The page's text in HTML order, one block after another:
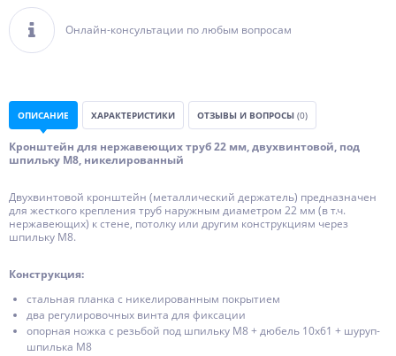
Онлайн-консультации по любым вопросам
ОПИСАНИЕ ХАРАКТЕРИСТИКИ ОТЗЫВЫ И ВОПРОСЫ (0)
Кронштейн для нержавеющих труб 22 мм, двухвинтовой, под
шпильку М8, никелированный
Двухвинтовой кронштейн (металлический держатель) предназначен
для жесткого крепления труб наружным диаметром 22 мм (в т.ч.
нержавеющих) к стене, потолку или другим конструкциям через
шпильку М8.
Конструкция:
стальная планка с никелированным покрытием
два регулировочных винта для фиксации
опорная ножка с резьбой под шпильку М8 + дюбель 10x61 + шуруп-
шпилька М8